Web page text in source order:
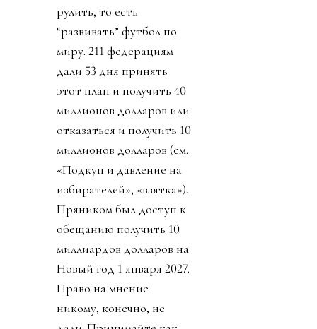
рулить, то есть
“развивать” футбол по
миру. 211 федерациям
дали 53 дня принять
этот план и получить 40
миллионов долларов или
отказаться и получить 10
миллионов долларов (см.
«Подкуп и давление на
избирателей», «взятка»).
Пряником был доступ к
обещанию получить 10
миллиардов долларов на
Новый год 1 января 2027.
Право на мнение
никому, конечно, не